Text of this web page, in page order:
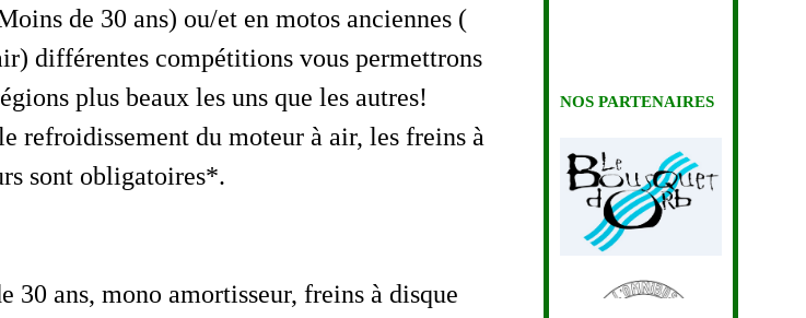
de 30 ans) ou/et en motos anciennes (
différentes compétitions vous permettrons
plus beaux les uns que les autres!
refroidissement du moteur à air, les freins à
sont obligatoires*.
30 ans, mono amortisseur, freins à disque